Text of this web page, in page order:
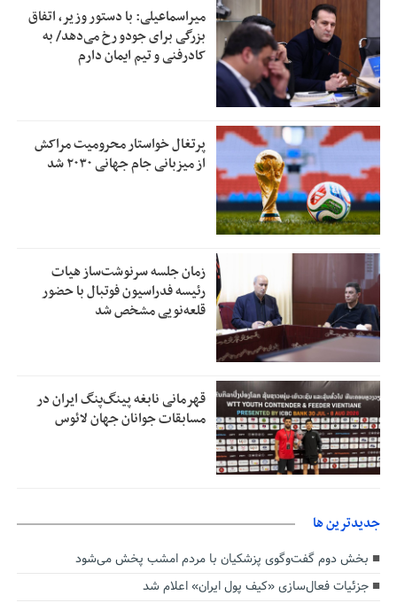
میراسماعیلی: با دستور وزیر، اتفاق
بزرگی برای جودو رخ می‌دهد/ به
کادرفنی و تیم ایمان دارم
پرتغال خواستار محرومیت مراکش
از میزبانی جام جهانی ۲۰۳۰ شد
زمان جلسه سرنوشت‌ساز هیات
رئیسه فدراسیون فوتبال با حضور
قلعه‌نویی مشخص شد
قهرمانی نابغه پینگ‌پنگ ایران در
مسابقات جوانان جهان لائوس
جديدترين ها
بخش دوم گفت‌وگوی پزشکیان با مردم امشب پخش می‌شود
جزئیات فعال‌سازی «کیف پول ایران» اعلام شد